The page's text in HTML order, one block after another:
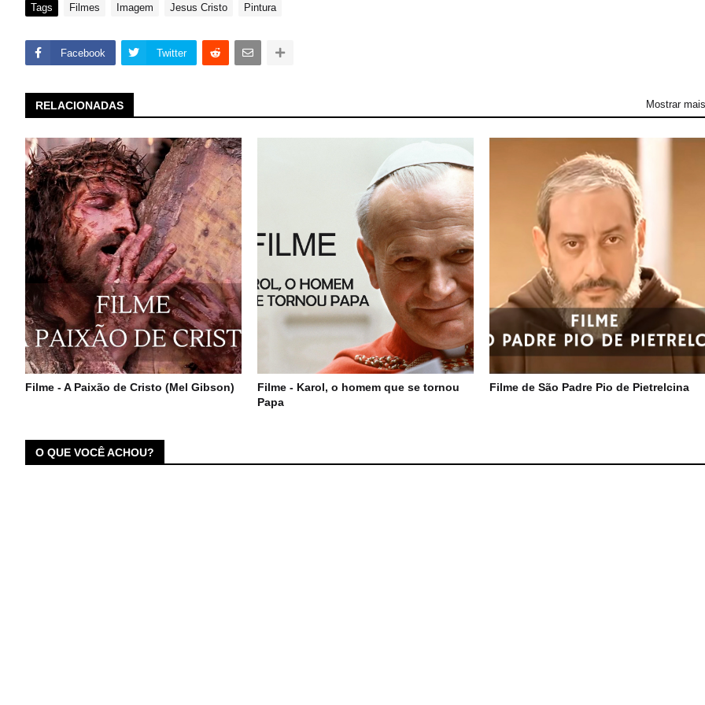
Tags Filmes Imagem Jesus Cristo Pintura
Facebook Twitter
RELACIONADAS Mostrar mais
Filme - A Paixão de Cristo (Mel Gibson)
Filme - Karol, o homem que se tornou
Papa
Filme de São Padre Pio de Pietrelcina
O QUE VOCÊ ACHOU?